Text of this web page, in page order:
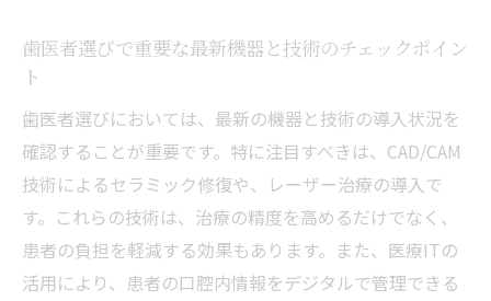
歯医者選びで重要な最新機器と技術のチェックポイン
ト
歯医者選びにおいては、最新の機器と技術の導入状況を
確認することが重要です。特に注目すべきは、CAD/CAM
技術によるセラミック修復や、レーザー治療の導入で
す。これらの技術は、治療の精度を高めるだけでなく、
患者の負担を軽減する効果もあります。また、医療ITの
活用により、患者の口腔内情報をデジタルで管理できる